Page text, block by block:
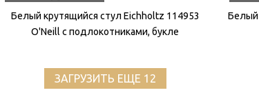
Белый крутящийся стул Eichholtz 114953
O'Neill с подлокотниками, букле
Белый
ЗАГРУЗИТЬ ЕЩЕ 12